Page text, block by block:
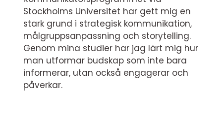
Stockholms Universitet har gett mig en
stark grund i strategisk kommunikation,
målgruppsanpassning och storytelling.
Genom mina studier har jag lärt mig hur
man utformar budskap som inte bara
informerar, utan också engagerar och
påverkar.